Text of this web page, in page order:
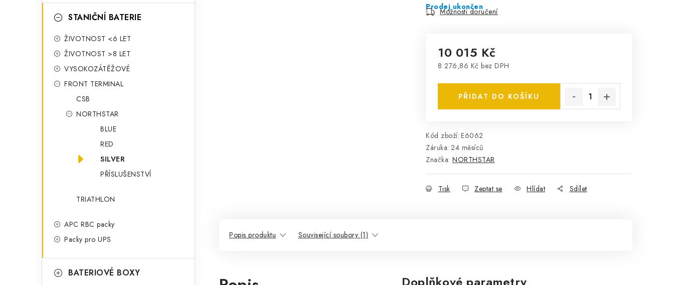
STANIČNÍ BATERIE
ŽIVOTNOST <6 LET
ŽIVOTNOST >8 LET
VYSOKOZÁTĚŽOVÉ
FRONT TERMINAL
CSB
NORTHSTAR
BLUE
RED
SILVER
PŘÍSLUŠENSTVÍ
TRIATHLON
APC RBC packy
Packy pro UPS
BATERIOVÉ BOXY
Prodej ukončen
Možnosti doručení
10 015 Kč
8 276,86 Kč bez DPH
PŘIDAT DO KOŠÍKU
Kód zboží: E6062
Záruka: 24 měsíců
Značka: NORTHSTAR
Tisk Zeptat se Hlídat Sdílet
Popis produktu Související soubory (1)